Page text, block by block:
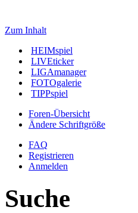
Zum Inhalt
HEIMspiel
LIVEticker
LIGAmanager
FOTOgalerie
TIPPspiel
Foren-Übersicht
Ändere Schriftgröße
FAQ
Registrieren
Anmelden
Suche